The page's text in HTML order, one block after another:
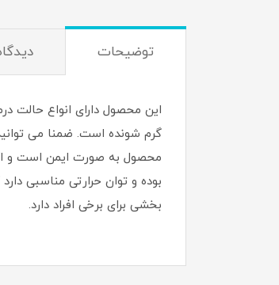
توضیحات
این محصول دارای انواع حالت
گرم شونده است. ضمنا می
محصول به صورت ایمن است و اگر
بوده و توان حرارتی مناسبی
بخشی برای برخی افراد دارد.